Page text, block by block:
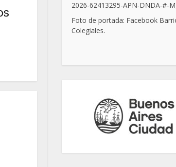
2026-62413295-APN-DNDA-#-
Foto de portada: Facebook
Colegiales.